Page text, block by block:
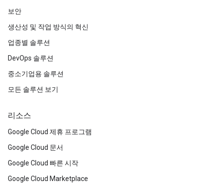
보안
생산성 및 작업 방식의 혁신
업종별 솔루션
DevOps 솔루션
중소기업용 솔루션
모든 솔루션 보기
리소스
Google Cloud 제휴 프로그램
Google Cloud 문서
Google Cloud 빠른 시작
Google Cloud Marketplace